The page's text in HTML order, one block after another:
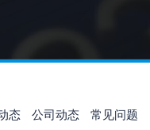
态 公司动态 常见问题